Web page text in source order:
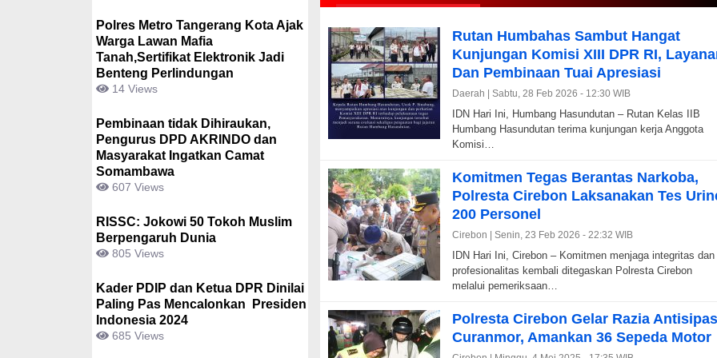
Polres Metro Tangerang Kota Ajak
Warga Lawan Mafia
Tanah,Sertifikat Elektronik Jadi
Benteng Perlindungan
14 Views
Pembinaan tidak Dihiraukan,
Pengurus DPD AKRINDO dan
Masyarakat Ingatkan Camat
Somambawa
607 Views
RISSC: Jokowi 50 Tokoh Muslim
Berpengaruh Dunia
805 Views
Kader PDIP dan Ketua DPR Dinilai
Paling Pas Mencalonkan Presiden
Indonesia 2024
685 Views
Rutan Humbahas Sambut Hangat
Kunjungan Komisi XIII DPR RI,
Dan Pembinaan Tuai Apresiasi
Daerah | Sabtu, 28 Feb 2026 - 12:30 WIB
IDN Hari Ini, Humbang Hasundutan – Rutan Kelas IIB
Humbang Hasundutan terima kunjungan kerja Anggota
Komisi…
Komitmen Tegas Berantas Narkoba,
Polresta Cirebon Laksanakan Tes
200 Personel
Cirebon | Senin, 23 Feb 2026 - 22:32 WIB
IDN Hari Ini, Cirebon – Komitmen menjaga integritas dan
profesionalitas kembali ditegaskan Polresta Cirebon
melalui pemeriksaan…
Polresta Cirebon Gelar Razia
Curanmor, Amankan 36 Sepeda Motor